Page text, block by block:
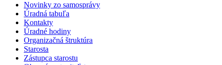
Novinky zo samosprávy
Úradná tabuľa
Kontakty
Úradné hodiny
Organizačná štruktúra
Starosta
Zástupca starostu